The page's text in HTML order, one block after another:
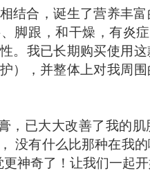
结合，诞生了营养丰
脚跟，和干燥，有炎
。我已长期购买使用
），并整体上对我周
，已大大改善了我的
没有什么比那种在我
更神奇了！让我们一起